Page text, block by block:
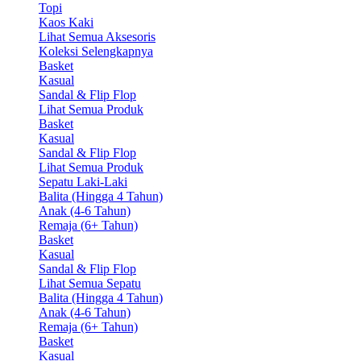
Topi
Kaos Kaki
Lihat Semua Aksesoris
Koleksi Selengkapnya
Basket
Kasual
Sandal & Flip Flop
Lihat Semua Produk
Basket
Kasual
Sandal & Flip Flop
Lihat Semua Produk
Sepatu Laki-Laki
Balita (Hingga 4 Tahun)
Anak (4-6 Tahun)
Remaja (6+ Tahun)
Basket
Kasual
Sandal & Flip Flop
Lihat Semua Sepatu
Balita (Hingga 4 Tahun)
Anak (4-6 Tahun)
Remaja (6+ Tahun)
Basket
Kasual